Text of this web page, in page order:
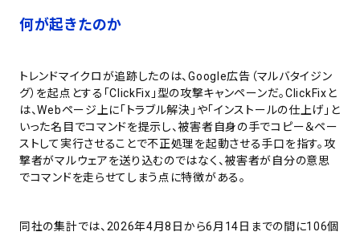
何が起きたのか
トレンドマイクロが追跡したのは、Google広告（マルバタイジン
グ）を起点とする「ClickFix」型の攻撃キャンペーンだ。ClickFixと
は、Webページ上に「トラブル解決」や「インストールの仕上げ」と
いった名目でコマンドを提示し、被害者自身の手でコピー＆ペー
ストして実行させることで不正処理を起動させる手口を指す。攻
撃者がマルウェアを送り込むのではなく、被害者が自分の意思
でコマンドを走らせてしまう点に特徴がある。
同社の集計では、2026年4月8日から6月14日までの間に106個